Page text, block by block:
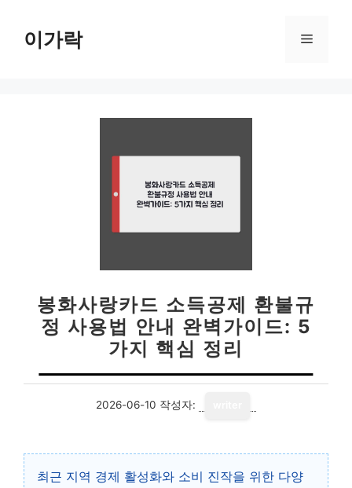
이가락 메
봉화사랑카드 소득공제 환불규
정 사용법 안내 완벽가이드: 5
가지 핵심 정리
2026-06-10 작성자:
최근 지역 경제 활성화와 소비 진작을 위한 다양